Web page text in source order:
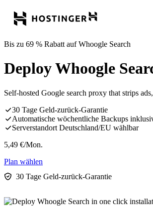
Bis zu 69 % Rabatt auf Whoogle Search
Deploy Whoogle
Self-hosted Google search proxy that strips
30 Tage Geld-zurück-Garantie
Automatische wöchentliche Backups
Serverstandort Deutschland/EU wählbar
5,49 €/Mon.
Plan wählen
30 Tage Geld-zurück-Garantie